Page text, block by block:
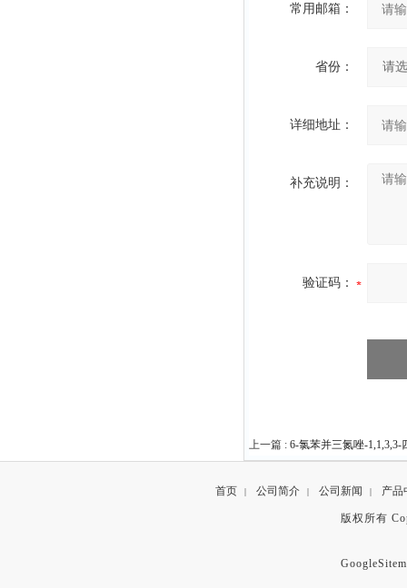
常用邮箱：
省份：
详细地址：
补充说明：
验证码：
上一篇 : 6-氯苯并三氮唑-1,1,3,3-
首页 | 公司简介 | 公司新闻 | 产品
版权所有